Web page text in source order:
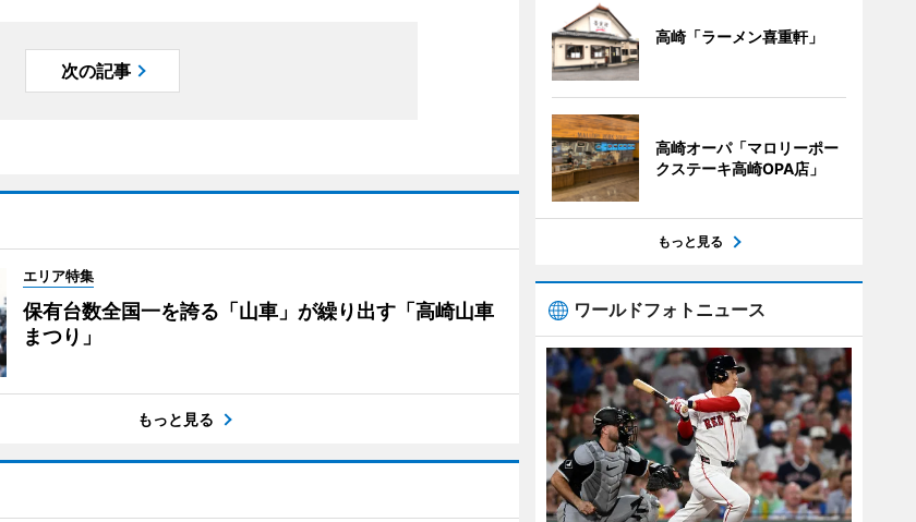
次の記事
エリア特集
保有台数全国一を誇る「山車」が繰り出す「高崎山車
まつり」
もっと見る
高崎「ラーメン喜重軒」
高崎オーパ「マロリーポー
クステーキ高崎OPA店」
もっと見る
ワールドフォトニュース